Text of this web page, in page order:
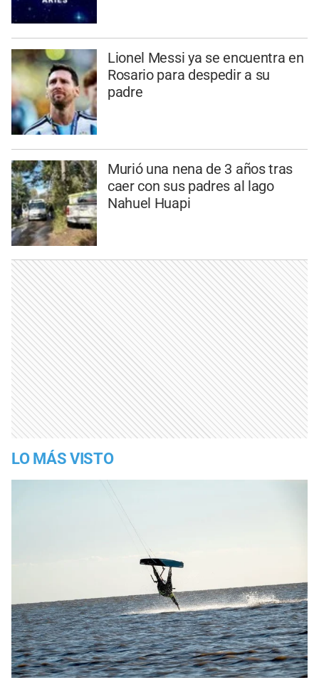
Lionel Messi ya se encuentra en
Rosario para despedir a su
padre
Murió una nena de 3 años tras
caer con sus padres al lago
Nahuel Huapi
LO MÁS VISTO